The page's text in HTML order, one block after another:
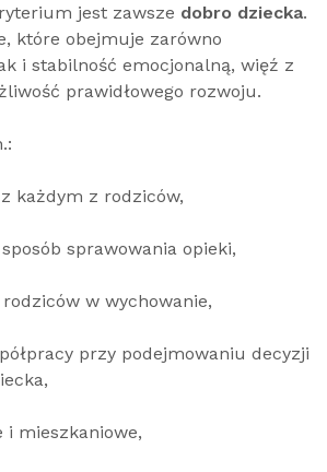
jest zawsze dobro dziecka.
które obejmuje zarówno
i stabilność emocjonalną, więź z
prawidłowego rozwoju.
każdym z rodziców,
sprawowania opieki,
w wychowanie,
przy podejmowaniu decyzji
mieszkaniowe,